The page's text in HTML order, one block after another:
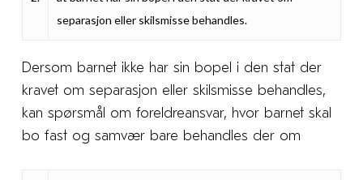
separasjon eller skilsmisse behandles.
Dersom barnet ikke har sin bopel i den stat der
kravet om separasjon eller skilsmisse behandles,
kan spørsmål om foreldreansvar, hvor barnet skal
bo fast og samvær bare behandles der om